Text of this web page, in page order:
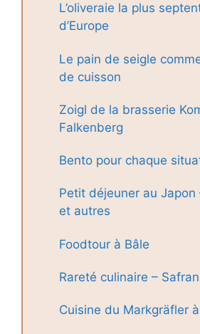
L’oliveraie la plus
d’Europe
Le pain de seigle
de cuisson
Zoigl de la brasserie
Falkenberg
Bento pour chaque
Petit déjeuner au Japon
et autres
Foodtour à Bâle
Rareté culinaire –
Cuisine du Markgräfler à